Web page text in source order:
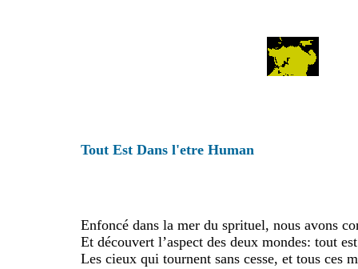
Tout Est Dans l'etre Human
Enfoncé dans la mer du sprituel, nous avons
Et découvert l’aspect des deux mondes: tout
Les cieux qui tournent sans cesse, et tous ces